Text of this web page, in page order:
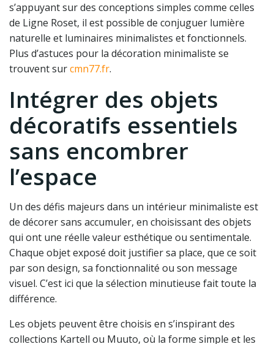
s’appuyant sur des conceptions simples comme celles
de Ligne Roset, il est possible de conjuguer lumière
naturelle et luminaires minimalistes et fonctionnels.
Plus d’astuces pour la décoration minimaliste se
trouvent surcmn77.fr.
Intégrer des objets
décoratifs essentiels
sans encombrer
l’espace
Un des défis majeurs dans un intérieur minimaliste est
de décorer sans accumuler, en choisissant des objets
qui ont une réelle valeur esthétique ou sentimentale.
Chaque objet exposé doit justifier sa place, que ce soit
par son design, sa fonctionnalité ou son message
visuel. C’est ici que la sélection minutieuse fait toute la
différence.
Les objets peuvent être choisis en s’inspirant des
collections Kartell ou Muuto, où la forme simple et les